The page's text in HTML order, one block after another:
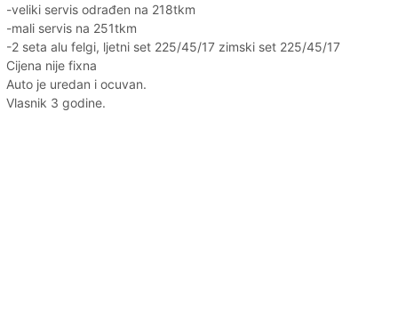
-veliki servis odrađen na 218tkm
-mali servis na 251tkm
-2 seta alu felgi, ljetni set 225/45/17 zimski set 225/45/17
Cijena nije fixna
Auto je uredan i ocuvan.
Vlasnik 3 godine.